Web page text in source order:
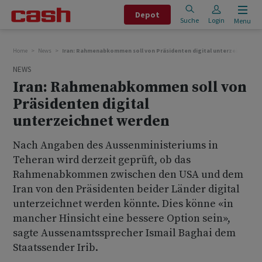
Depot
Suche Login Menu
Home News Iran: Rahmenabkommen soll von Präsidenten digital unterzeichnet
NEWS
Iran: Rahmenabkommen soll von
Präsidenten digital
unterzeichnet werden
Nach Angaben des Aussenministeriums in
Teheran wird derzeit geprüft, ob das
Rahmenabkommen zwischen den USA und dem
Iran von den Präsidenten beider Länder digital
unterzeichnet werden könnte. Dies könne «in
mancher Hinsicht eine bessere Option sein»,
sagte Aussenamtssprecher Ismail Baghai dem
Staatssender Irib.